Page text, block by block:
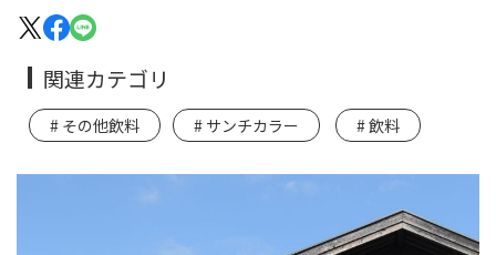
関連カテゴリ
その他飲料 サンチカラー 飲料